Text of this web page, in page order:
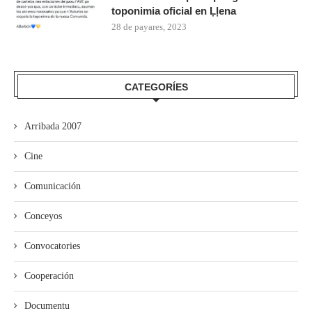
toponimia oficial en Ḷḷena
28 de payares, 2023
CATEGORÍES
Arribada 2007
Cine
Comunicación
Conceyos
Convocatories
Cooperación
Documentu